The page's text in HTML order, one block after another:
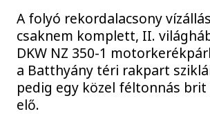
A folyó rekordalacsony
csaknem komplett, II.
DKW NZ 350-1
a Batthyány téri rakpart
pedig egy közel féltonnás
elő.